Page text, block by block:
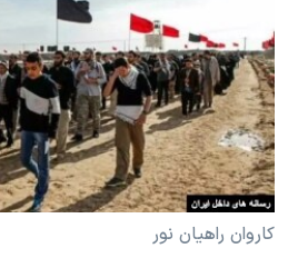
فرهنگ و زندگی
حقوق شهروندی
اقتصادی
علم و فناوری
اسرائیل در جنگ
انتخابات ریاست جمهوری آمریکا ۲۰۲۴
حمله جمهوری اسلامی به اسرائیل
رمز مهسا
ورزش زنان در ایران
زبانهای مختلف
کاروان راهیان نور